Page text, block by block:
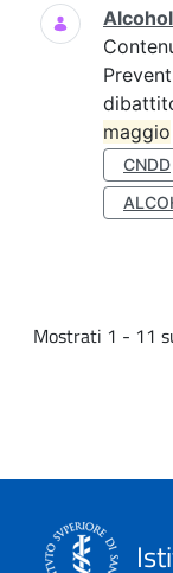
maggio
CNDD
Mostrati 1 - 11